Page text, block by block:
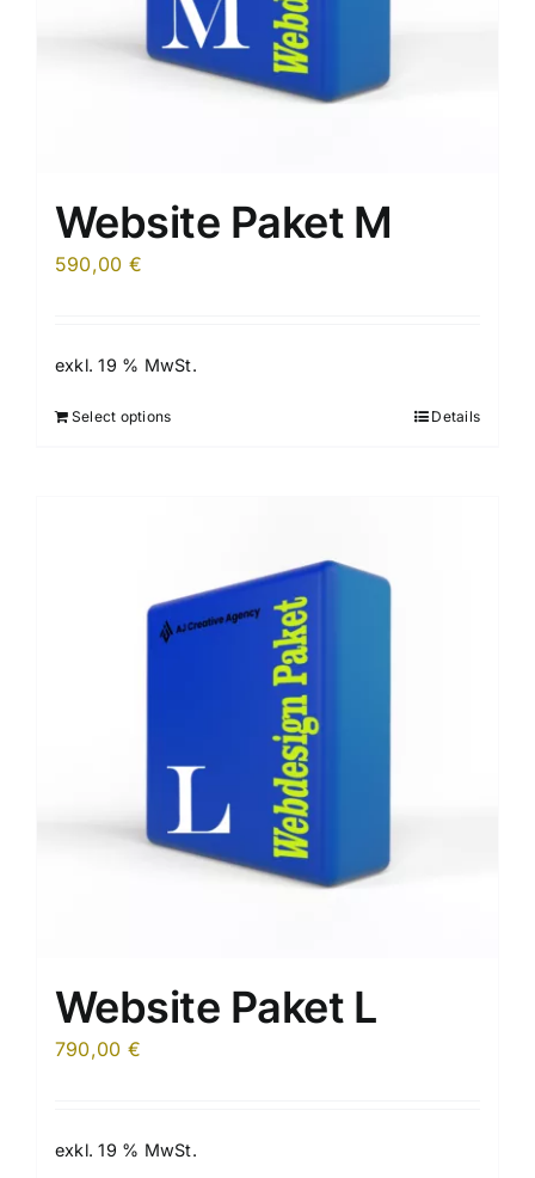
Website Paket M
590,00 €
exkl. 19 % MwSt.
Select options Details
Website Paket L
790,00 €
exkl. 19 % MwSt.